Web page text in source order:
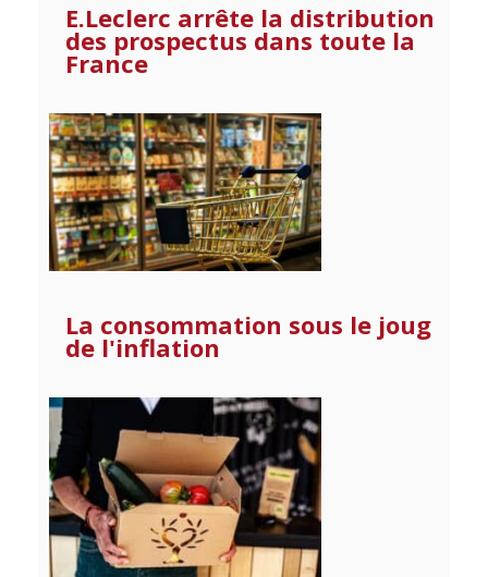
E.Leclerc arrête la distribution
des prospectus dans toute la
France
La consommation sous le joug
de l'inflation